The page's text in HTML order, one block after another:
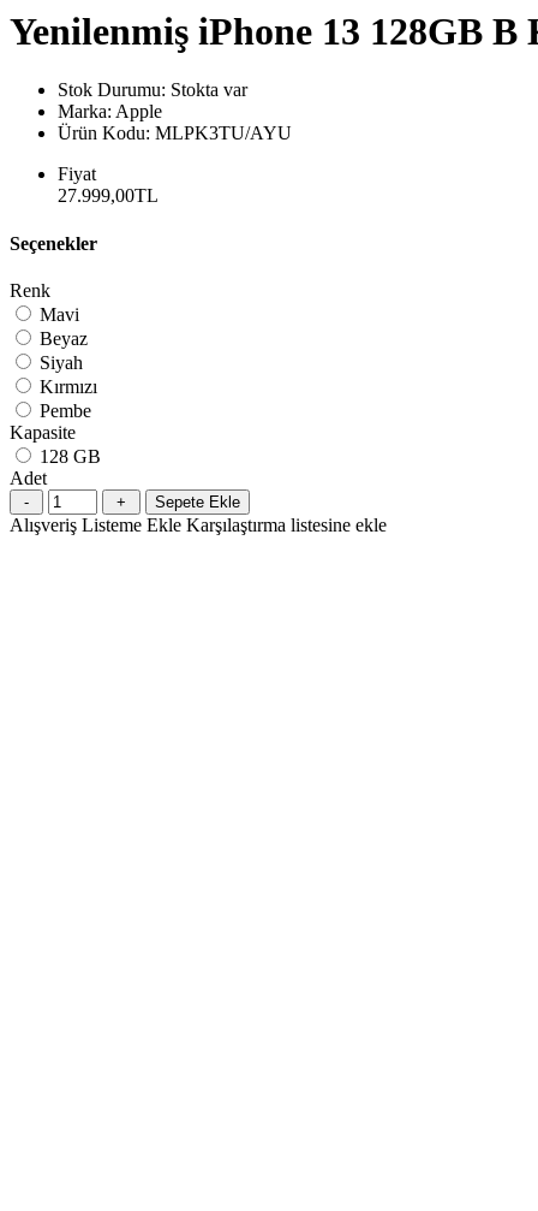
Yenilenmiş iPhone 13 128GB B
Stok Durumu: Stokta var
Marka: Apple
Ürün Kodu: MLPK3TU/AYU
Fiyat
27.999,00TL
Seçenekler
Renk
Mavi
Beyaz
Siyah
Kırmızı
Pembe
Kapasite
128 GB
Adet
Sepete Ekle
Alışveriş Listeme Ekle Karşılaştırma listesine ekle